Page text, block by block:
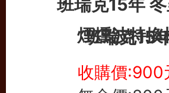
班瑞克15
收購價:900